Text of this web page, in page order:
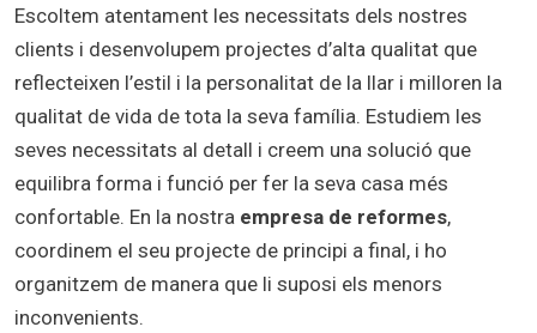
Escoltem atentament les necessitats dels nostres
clients i desenvolupem projectes d’alta qualitat que
reflecteixen l’estil i la personalitat de la llar i milloren la
qualitat de vida de tota la seva família. Estudiem les
seves necessitats al detall i creem una solució que
equilibra forma i funció per fer la seva casa més
confortable. En la nostra empresa de reformes,
coordinem el seu projecte de principi a final, i ho
organitzem de manera que li suposi els menors
inconvenients.